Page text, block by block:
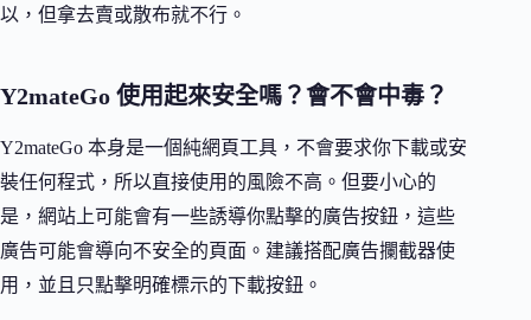
以，但拿去賣或散布就不行。
Y2mateGo 使用起來安全嗎？會不會中毒？
Y2mateGo 本身是一個純網頁工具，不會要求你下載或安
裝任何程式，所以直接使用的風險不高。但要小心的
是，網站上可能會有一些誘導你點擊的廣告按鈕，這些
廣告可能會導向不安全的頁面。建議搭配廣告攔截器使
用，並且只點擊明確標示的下載按鈕。